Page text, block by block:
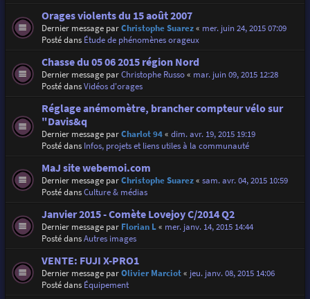
Orages violents du 15 août 2007
Dernier message parChristophe Suarez« mer. juin 24, 2015 07:09
Posté dans Étude de phénomènes orageux
Chasse du 05 06 2015 région Nord
Dernier message parChristophe Russo« mar. juin 09, 2015 12:28
Posté dansVidéos d'orages
Réglage anémomètre, brancher compteur vélo sur
"Davis&q
Dernier message parCharlot 94« dim. avr. 19, 2015 19:19
Posté dans Infos, projets et liens utiles à la communauté
MaJ site webemoi.com
Dernier message parChristophe Suarez« sam. avr. 04, 2015 10:59
Posté dansCulture & médias
Janvier 2015 - Comète Lovejoy C/2014 Q2
Dernier message par Florian L« mer. janv. 14, 2015 14:44
Posté dansAutres images
VENTE: FUJI X-PRO1
Dernier message parOlivier Marciot« jeu. janv. 08, 2015 14:06
Posté dans Équipement